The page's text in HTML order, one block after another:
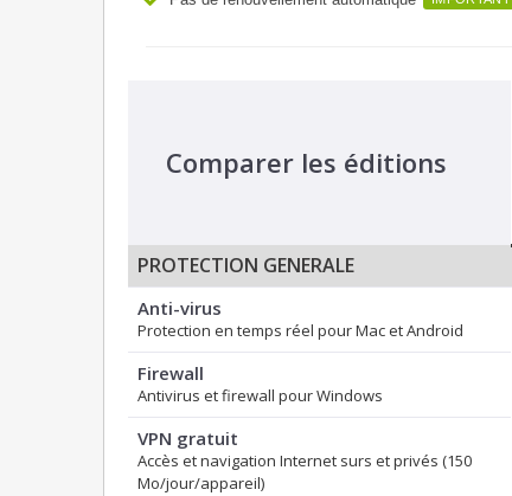
Comparer les éditions
PROTECTION GENERALE
Anti-virus
Protection en temps réel pour Mac et Android
Firewall
Antivirus et firewall pour Windows
VPN gratuit
Accès et navigation Internet surs et privés (150
Mo/jour/appareil)